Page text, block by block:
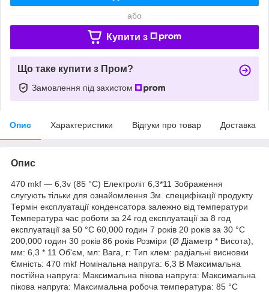
або
Купити з
Що таке купити з Пром?
Замовлення під захистом
Опис Характеристики Відгуки про товар Доставка
Опис
470 mkf — 6,3v (85 °C) Електроліт 6,3*11 Зображення
слугують тільки для ознайомлення Зм. специфікації продукту
Термін експлуатації конденсатора залежно від температури
Температура час роботи за 24 год експлуатації за 8 год
експлуатації за 50 °C 60,000 годин 7 років 20 років за 30 °C
200,000 годин 30 років 86 років Розміри (Ø Діаметр * Висота),
мм: 6,3 * 11 Об'єм, мл: Вага, г: Тип клем: радіальні висновки
Ємність: 470 mkf Номінальна напруга: 6,3 В Максимальна
постійна напруга: Максимальна пікова напруга: Максимальна
пікова напруга: Максимальна робоча температура: 85 °C